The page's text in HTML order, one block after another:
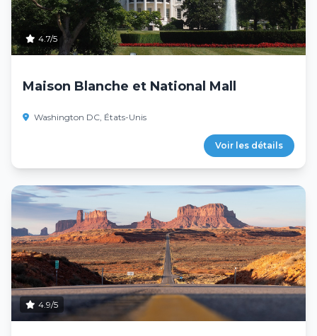
4.7/5
Maison Blanche et National Mall
Washington DC, États-Unis
Voir les détails
4.9/5